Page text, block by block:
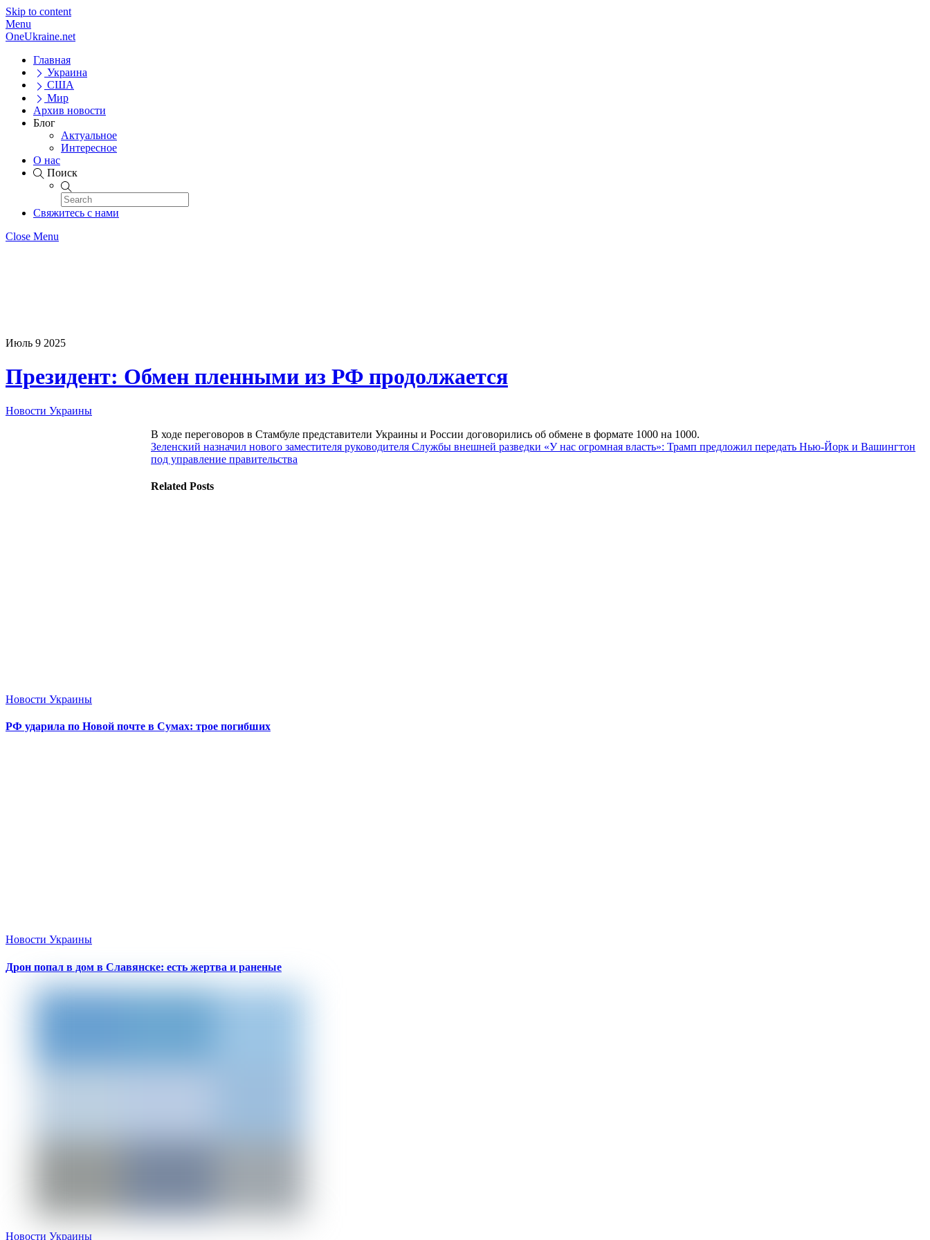
Skip to content
Menu
OneUkraine.net
Главная
Украина
США
Мир
Архив новости
Блог
Актуальное
Интересное
О нас
Поиск
Свяжитесь с нами
Close Menu
Июль 9 2025
Президент: Обмен пленными из РФ продолжается
Новости Украины
В ходе переговоров в Стамбуле представители Украины и России договорились об обмене в формате 1000 на 1000.
Зеленский назначил нового заместителя руководителя Службы внешней разведки «У нас огромная власть»: Трамп предложил передать Нью-Йорк и Вашингтон
под управление правительства
Related Posts
Новости Украины
РФ ударила по Новой почте в Сумах: трое погибших
Новости Украины
Дрон попал в дом в Славянске: есть жертва и раненые
Новости Украины